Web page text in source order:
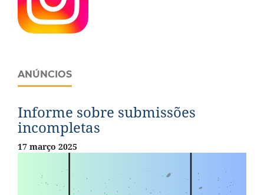
ANÚNCIOS
Informe sobre submissões
incompletas
17 março 2025